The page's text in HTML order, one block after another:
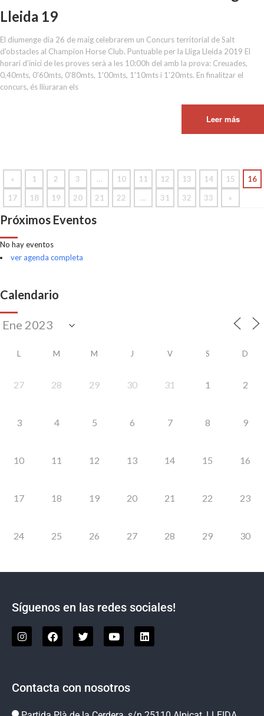
Lleida 19
El diumenge dia 26 de maig celebrarem un Concurs territorial de Salt
d'obstacles al Champion Horse Club. Puntuable per la Lliga Lleida 2019 El
horari d’inici de les proves serà a les 10:00h del amb la prova: Creuades,
0,40mts, 0'60mts, 0'80mts, 1'00mts, 1'10mts i 1'20mts. En finalitzar el
concurs, és lliuraran els
Leer más
« 1 2 3 … 10 11 12 13 14 15
16
17
18 19 20 21 22 … 31 32 33 »
Próximos Eventos
No hay eventos
ver agenda completa
Calendario
L M M J V S D
27 28 29 30 31 1 2
3 4 5 6 7 8 9
10 11 12 13 14 15 16
17 18 19 20 21 22 23
24 25 26 27 28 29 30
Síguenos en las redes sociales!
Contacta con nosotros